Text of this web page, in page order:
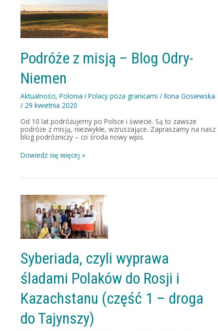
Podróże z misją – Blog Odry-
Niemen
Aktualności,Polonia i Polacy poza granicami /Ilona Gosiewska
/ 29 kwietnia 2020
Od 10 lat podróżujemy po Polsce i świecie. Są to zawsze
podróże z misją, niezwykłe, wzruszające. Zapraszamy na nasz
blog podróżniczy – co środa nowy wpis.
z
misją
–
Blog
Odry-
Dowiedz się więcej »
Syberiada, czyli wyprawa
śladami Polaków do Rosji i
Kazachstanu (część 1 – droga
do Tajynszy)
Syberiada,
czyli
wyprawa
śladami
Polaków
do
i
Kazachstanu
(część
1
–
droga
do